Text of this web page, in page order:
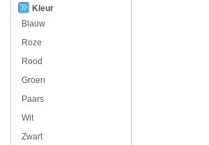
Kleur
Blauw
Roze
Rood
Groen
Paars
Wit
Zwart